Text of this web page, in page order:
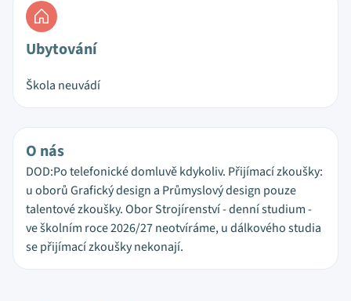
Ubytování
Škola neuvádí
O nás
DOD:Po telefonické domluvě kdykoliv. Přijímací zkoušky:
u oborů Grafický design a Průmyslový design pouze
talentové zkoušky. Obor Strojírenství - denní studium -
ve školním roce 2026/27 neotvíráme, u dálkového studia
se přijímací zkoušky nekonají.